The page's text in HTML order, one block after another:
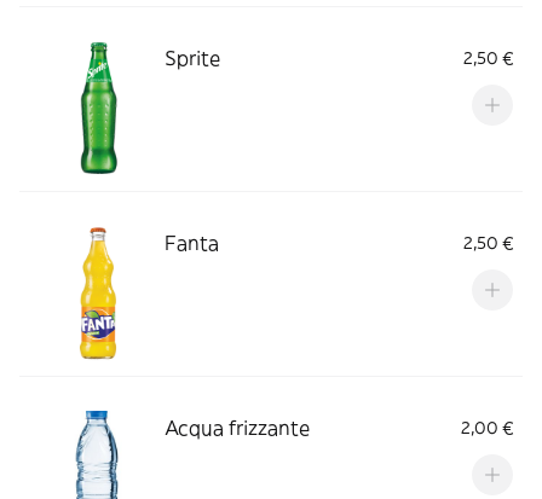
Sprite 2,50 €
Fanta 2,50 €
Acqua frizzante 2,00 €